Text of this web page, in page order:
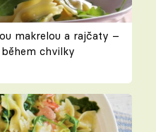
makrelou a rajčaty –
chvilky